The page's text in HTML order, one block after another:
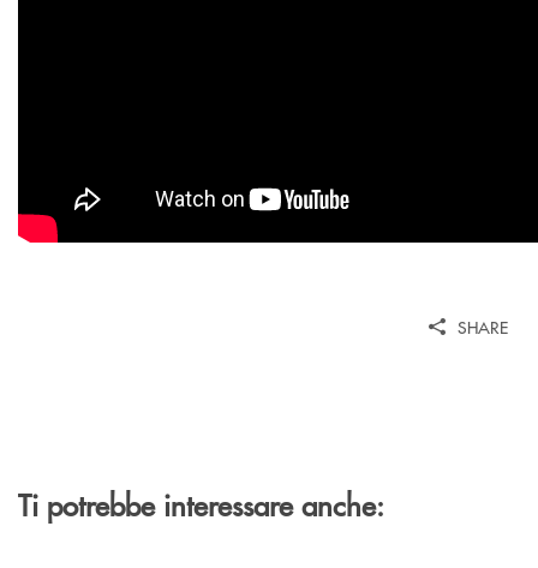
SHARE
Ti potrebbe interessare anche: